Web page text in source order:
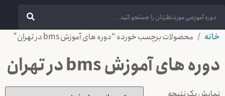
خانه / محصولات برچسب خورده “دوره های آموزش bms در تهران”
دوره های آموزش bms در تهران